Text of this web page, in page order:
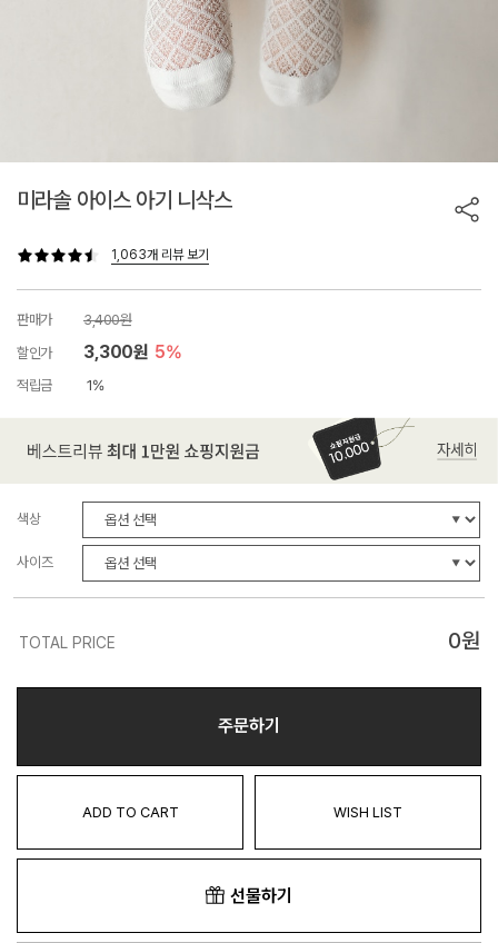
미라솔 아이스 아기 니삭스
1,063개 리뷰 보기
판매가
3,400원
할인가
3,300원 5%
적립금 1%
색상
사이즈
TOTAL PRICE 0원
주문하기
ADD TO CART WISH LIST
선물하기